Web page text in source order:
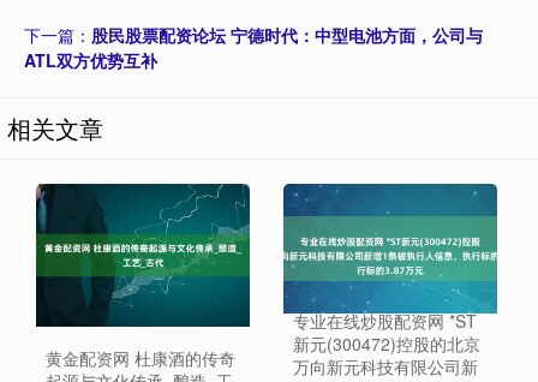
下一篇： 股民股票配资论坛 宁德时代：中型电池方面，公司与
ATL双方优势互补
相关文章
黄金配资网 杜康酒的传奇
专业在线炒股配资网 *ST
新元(300472)控股的北京
万向新元科技有限公司新